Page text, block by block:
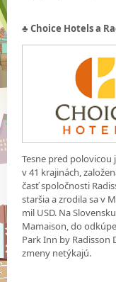
♣ Choice Hotels a
Tesne pred polovicou
v 41 krajinách,
časť spoločnosti
staršia a zrodila sa v
mil USD. Na
Mamaison, do
Park Inn by Radisson
zmeny netýkajú.